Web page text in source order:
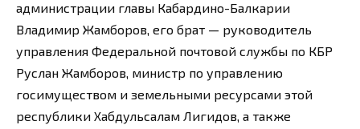
администрации главы Кабардино-Балкарии
Владимир Жамборов, его брат — руководитель
управления Федеральной почтовой службы по КБР
Руслан Жамборов, министр по управлению
госимуществом и земельными ресурсами этой
республики Хабдульсалам Лигидов, а также